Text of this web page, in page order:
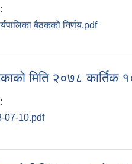
बैठकको निर्णय.pdf
मिति २०७८
07-10.pdf